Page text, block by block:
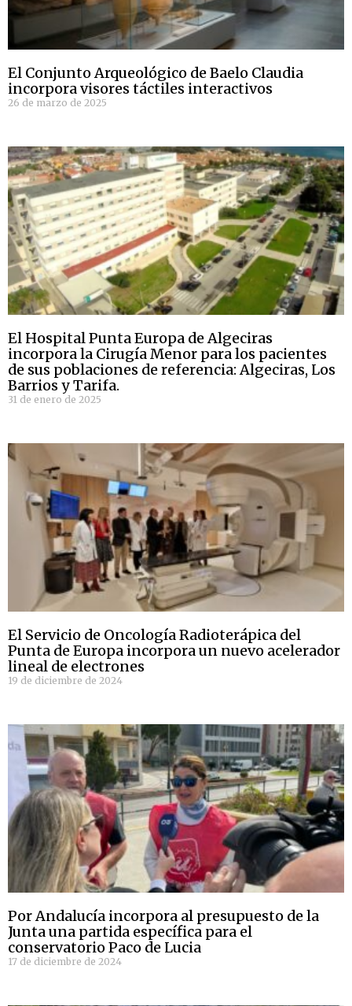
El Conjunto Arqueológico de Baelo Claudia
incorpora visores táctiles interactivos
26 de marzo de 2025
El Hospital Punta Europa de Algeciras
incorpora la Cirugía Menor para los pacientes
de sus poblaciones de referencia: Algeciras, Los
Barrios y Tarifa.
31 de enero de 2025
El Servicio de Oncología Radioterápica del
Punta de Europa incorpora un nuevo acelerador
lineal de electrones
19 de diciembre de 2024
Por Andalucía incorpora al presupuesto de la
Junta una partida específica para el
conservatorio Paco de Lucia
17 de diciembre de 2024